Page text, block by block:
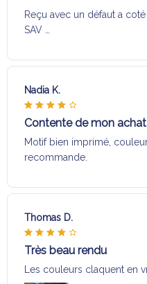
Reçu avec un défaut a
SAV …
Nadia K.
Contente de mon achat
Motif bien imprimé,
recommande.
Thomas D.
Très beau rendu
Les couleurs claquent en